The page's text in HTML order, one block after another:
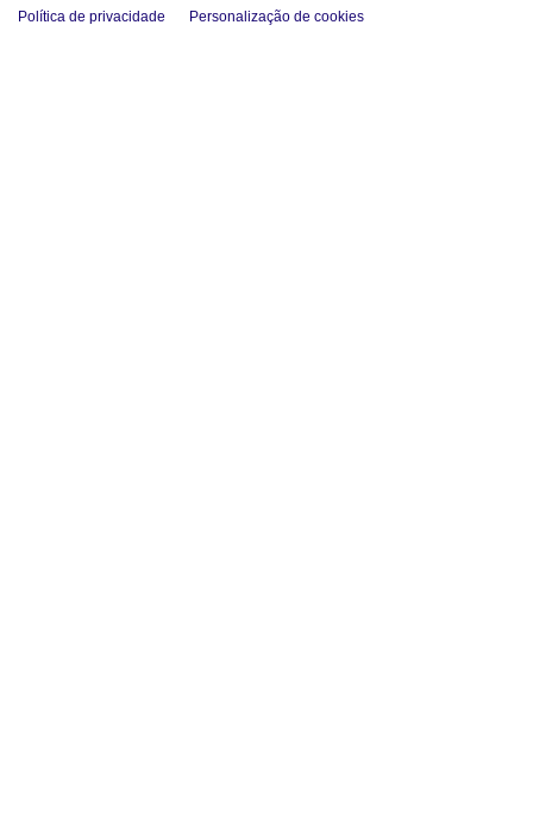
Política de privacidade Personalização de cookies